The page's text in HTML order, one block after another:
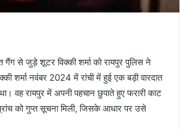
से जुड़े शूटर विक्की शर्मा को रायपुर पुलिस ने
शर्मा नवंबर 2024 में रांची में हुई एक बड़ी वारदात
वह रायपुर में अपनी पहचान छुपाते हुए फरारी काट
को गुप्त सूचना मिली, जिसके आधार पर उसे